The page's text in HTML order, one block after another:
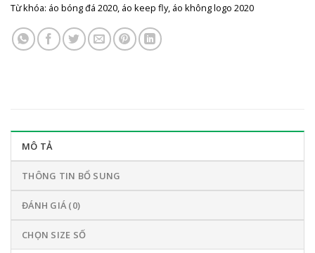
Từ khóa: áo bóng đá 2020, áo keep fly, áo không logo 2020
MÔ TẢ
THÔNG TIN BỔ SUNG
ĐÁNH GIÁ (0)
CHỌN SIZE SỐ